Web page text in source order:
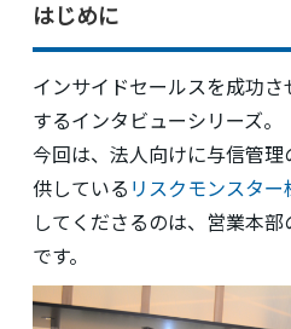
はじめに
インサイドセールスを成功
するインタビューシリーズ。
今回は、法人向けに与信管
供している リスクモンスター
してくださるのは、営業本
です。